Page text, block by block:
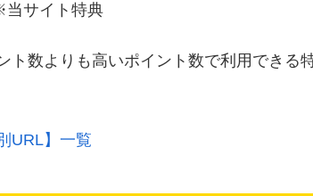
サイト特典
ト数よりも高いポイント数で利用できる
URL】一覧